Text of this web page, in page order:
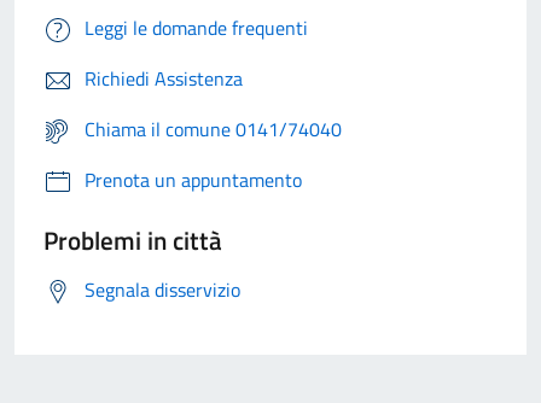
Leggi le domande frequenti
Richiedi Assistenza
Chiama il comune 0141/74040
Prenota un appuntamento
Problemi in città
Segnala disservizio